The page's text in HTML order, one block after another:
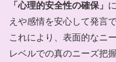
「心理的安全性の確保」
えや感情を安心して発言
これにより、表面的なニ
レベルでの真のニーズ把